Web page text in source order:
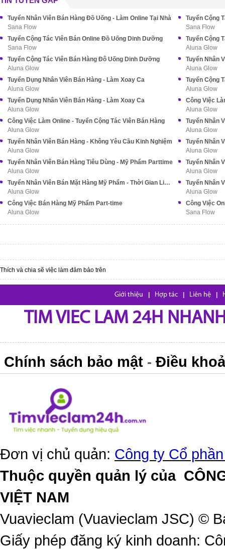
Tuyển Nhân Viên Bán Hàng Đồ Uống - Làm Online Tại Nhà
Sana Flow
Sana Flow
Tuyển Cộng Tác Viên Bán Online Đồ Uống Dinh Dưỡng
Sana Flow
Tuyển Cộng
Aluna Glow
Tuyển Cộng Tác Viên Bán Hàng Đô Uống Dinh Dưỡng
Aluna Glow
Tuyển Nhân
Aluna Glow
Tuyển Dụng Nhân Viên Bán Hàng - Làm Xoay Ca
Aluna Glow
Aluna Glow
Tuyển Dụng Nhân Viên Bán Hàng - Làm Xoay Ca
Aluna Glow
Công Việc
Aluna Glow
Công Việc Làm Online - Tuyển Cộng Tác Viên Bán Hàng
Aluna Glow
Tuyển Nhân
Aluna Glow
Tuyển Nhân Viên Bán Hàng - Không Yêu Cầu Kinh Nghiệm
Aluna Glow
Aluna Glow
Tuyển Nhân Viên Bán Hàng Tiêu Dùng - Mỹ Phẩm Parttime
Aluna Glow
Aluna Glow
Tuyển Nhân Viên Bán Mặt Hàng Mỹ Phẩm - Thời Gian Linh Hoạt
Aluna Glow
Tuyển Nhân
Aluna Glow
Công Việc Bán Hàng Mỹ Phẩm Part-time
Aluna Glow
Sana Flow
Thích và chia sẽ việc làm đảm bảo trên
Giới thiệu Hợp tác Liên hệ
TIM VIEC LAM 24H
Chính sách bảo mật - Điều
Đơn vị chủ quản: Công ty Cổ
Thuộc quyền quản lý của
VIỆT NAM
Vuavieclam (Vuavieclam JSC) ©
Giấy phép đăng ký kinh doanh: